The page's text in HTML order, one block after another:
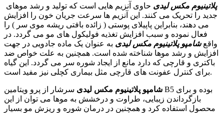
پلاتینیوم مکس لیدی حاوی آنزیم هایی است که تولید و رشد موهای
جدید را تحریک می کنند. این آنزیم ها سرعت جریان خون را افزایش
می دهند، بنابراین پاپیلای پوستی ( زائده بافتی ریشه موی سر ) را
فعال نموده و سبب افزایش تغذیه فولیکول های مو می گردد. در
واقعشامپو پلاتینیوم مکس لیدی به عنوان یک ماده جادویی در جهت
افزایش و رشد موها شناخته شده است. همچنین به علت خواص ضد
باکتری و قارچی که دارد مانع از ایجاد شوره سر می گردد. این گیاه
برای کنترل عفونت های قارچی مثل بیماری کچلی نیز مفید است.
شامپو پلاتینیوم مکس لیدی سرشار از پرو ویتامین B5 بوده و برای
بازگرداندن زیبایی، طراوت و درخشش به موها می توان از این
محصول استفاده کرد و همچنین در درمان شوره و ریزش مو بسیار